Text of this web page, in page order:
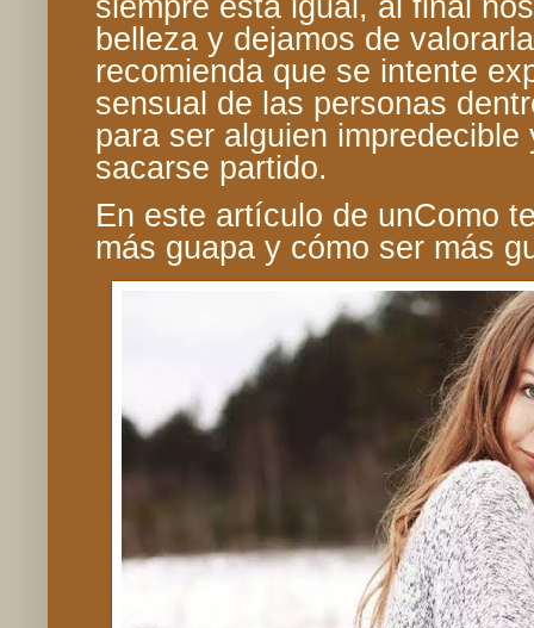
belleza y dejamos de
recomienda que se intente
sensual de las personas
para ser alguien impredecible
sacarse partido.
En este artículo de unComo
más guapa y cómo ser más